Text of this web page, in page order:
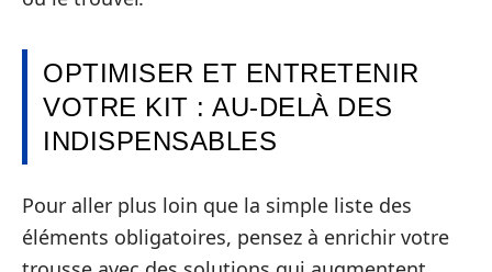
OPTIMISER ET ENTRETENIR
VOTRE KIT : AU‑DELÀ DES
INDISPENSABLES
Pour aller plus loin que la simple liste des
éléments obligatoires, pensez à enrichir votre